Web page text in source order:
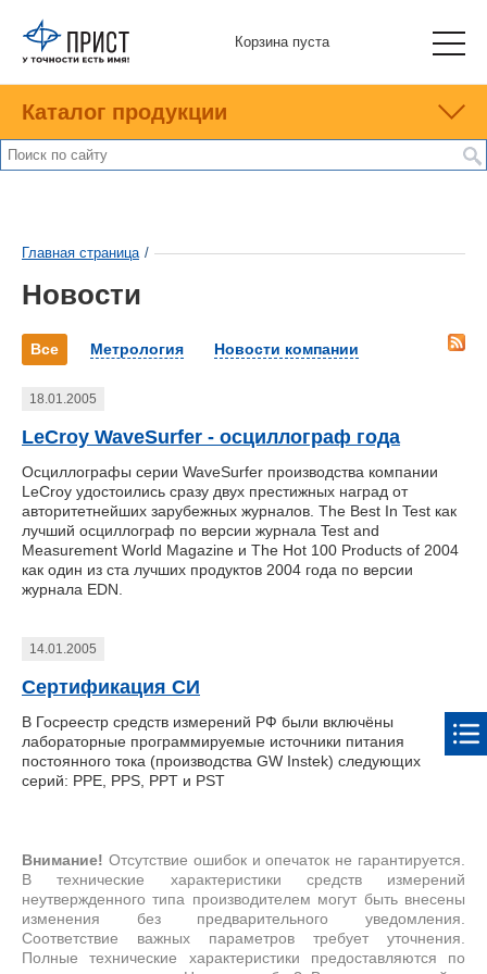
Корзина пуста
Каталог продукции
Главная страница /
Новости
Все Метрология Новости компании
18.01.2005
LeCroy WaveSurfer - осциллограф года
Осциллографы серии WaveSurfer производства компании
LeCroy удостоились сразу двух престижных наград от
авторитетнейших зарубежных журналов. The Best In Test как
лучший осциллограф по версии журнала Test and
Measurement World Magazine и The Hot 100 Products of 2004
как один из ста лучших продуктов 2004 года по версии
журнала EDN.
14.01.2005
Сертификация СИ
В Госреестр средств измерений РФ были включёны
лабораторные программируемые источники питания
постоянного тока (производства GW Instek) следующих
серий: PPE, PPS, PPT и PST
Внимание! Отсутствие ошибок и опечаток не гарантируется.
В технические характеристики средств измерений
неутвержденного типа производителем могут быть внесены
изменения без предварительного уведомления.
Соответствие важных параметров требует уточнения.
Полные технические характеристики предоставляются по